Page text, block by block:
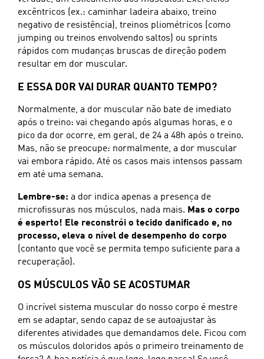
excêntricos (ex.: caminhar ladeira abaixo, treino
negativo de resistência), treinos pliométricos (como
jumping ou treinos envolvendo saltos) ou sprints
rápidos com mudanças bruscas de direção podem
resultar em dor muscular.
E ESSA DOR VAI DURAR QUANTO TEMPO?
Normalmente, a dor muscular não bate de imediato
após o treino: vai chegando após algumas horas, e o
pico da dor ocorre, em geral, de 24 a 48h após o treino.
Mas, não se preocupe: normalmente, a dor muscular
vai embora rápido. Até os casos mais intensos passam
em até uma semana.
Lembre-se: a dor indica apenas a presença de
microfissuras nos músculos, nada mais. Mas o corpo
é esperto! Ele reconstrói o tecido danificado e, no
processo, eleva o nível de desempenho do corpo
(contanto que você se permita tempo suficiente para a
recuperação).
OS MÚSCULOS VÃO SE ACOSTUMAR
O incrível sistema muscular do nosso corpo é mestre
em se adaptar, sendo capaz de se autoajustar às
diferentes atividades que demandamos dele. Ficou com
os músculos doloridos após o primeiro treinamento de